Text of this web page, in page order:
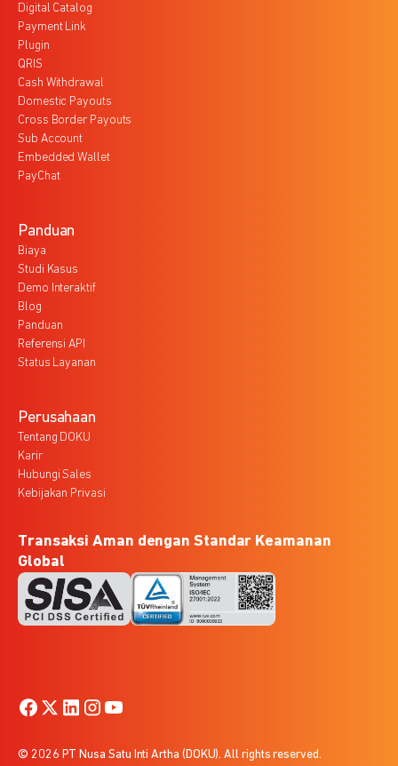
Digital Catalog
Payment Link
Plugin
QRIS
Cash Withdrawal
Domestic Payouts
Cross Border Payouts
Sub Account
Embedded Wallet
PayChat
Panduan
Biaya
Studi Kasus
Demo Interaktif
Blog
Panduan
Referensi API
Status Layanan
Perusahaan
Tentang DOKU
Karir
Hubungi Sales
Kebijakan Privasi
Transaksi Aman dengan Standar Keamanan
Global
© 2026 PT Nusa Satu Inti Artha (DOKU). All rights reserved.